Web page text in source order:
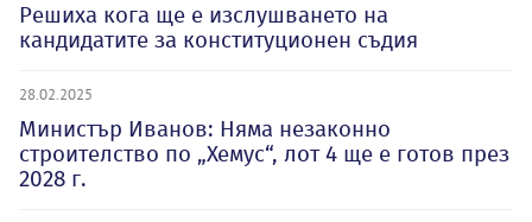
Решиха кога ще е изслушването на
кандидатите за конституционен съдия
28.02.2025
Министър Иванов: Няма незаконно
строителство по „Хемус“, лот 4 ще е готов през
2028 г.